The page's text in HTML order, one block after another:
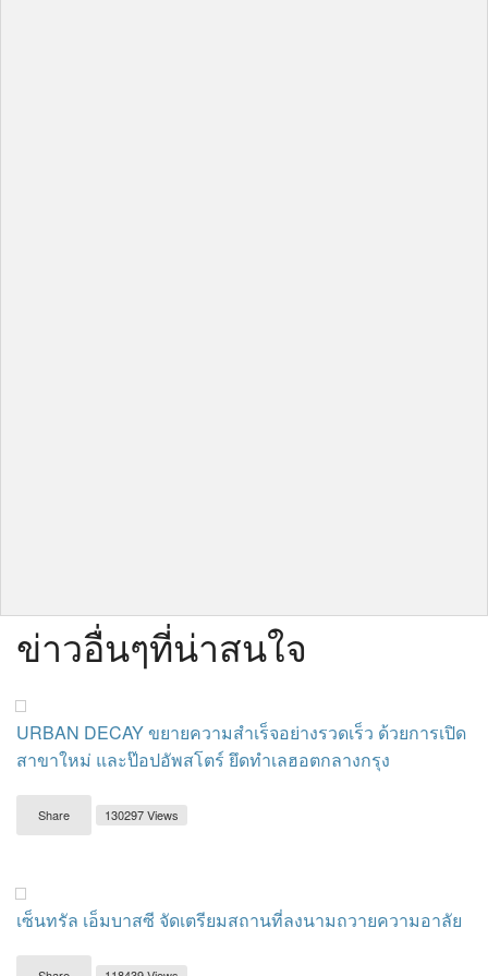
ข่าวอื่นๆที่น่าสนใจ
URBAN DECAY ขยายความสำเร็จอย่างรวดเร็ว ด้วยการเปิด
สาขาใหม่ และป๊อปอัพสโตร์ ยึดทำเลฮอตกลางกรุง
Share 130297 Views
เซ็นทรัล เอ็มบาสซี จัดเตรียมสถานที่ลงนามถวายความอาลัย